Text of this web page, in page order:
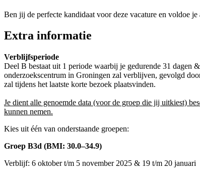
Ben jij de perfecte kandidaat voor deze vacature en voldoe
Extra informatie
Verblijfsperiode
Deel B bestaat uit 1 periode waarbij je gedurende 31 dagen
onderzoekscentrum in Groningen zal verblijven, gevolgd
zal tijdens het laatste korte bezoek plaatsvinden.
Je dient alle genoemde data (voor de groep die jij uitkiest)
kunnen nemen.
Kies uit één van onderstaande groepen:
Groep B3d (BMI: 30.0–34.9)
Verblijf: 6 oktober t/m 5 november 2025 & 19 t/m 20 januari